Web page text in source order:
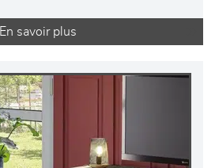
En savoir plus